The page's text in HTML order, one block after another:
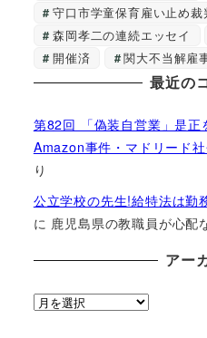
守口市学童保育雇い止め裁
森岡孝二の連続エッセイ
開催済
関大不当解雇
最近の
第82回 「偽装自営業」是正
Amazon事件・マドリード
り
公立学校の先生!給特法は勤
に 鹿児島県の教職員が心配
アー
ア